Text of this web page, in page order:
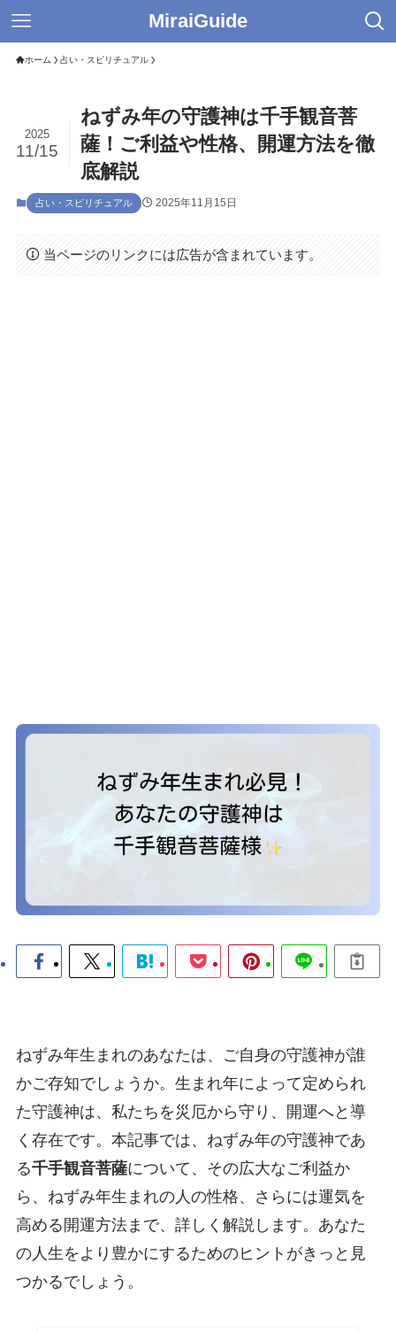
MiraiGuide
ホーム 占い・スピリチュアル
ねずみ年の守護神は千手観音菩
薩！ご利益や性格、開運方法を徹
底解説
2025
11/15
占い・スピリチュアル 2025年11月15日
当ページのリンクには広告が含まれています。
ねずみ年生まれのあなたは、ご自身の守護神が誰
かご存知でしょうか。生まれ年によって定められ
た守護神は、私たちを災厄から守り、開運へと導
く存在です。本記事では、ねずみ年の守護神であ
る千手観音菩薩について、その広大なご利益か
ら、ねずみ年生まれの人の性格、さらには運気を
高める開運方法まで、詳しく解説します。あなた
の人生をより豊かにするためのヒントがきっと見
つかるでしょう。